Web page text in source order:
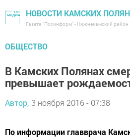
НОВОСТИ КАМСКИХ ПОЛЯН
Газета "Посинформ" - Нижнекамский район
ОБЩЕСТВО
В Камских Полянах
превышает
Автор, 3 ноября 2016 - 07:38
По информации главврача